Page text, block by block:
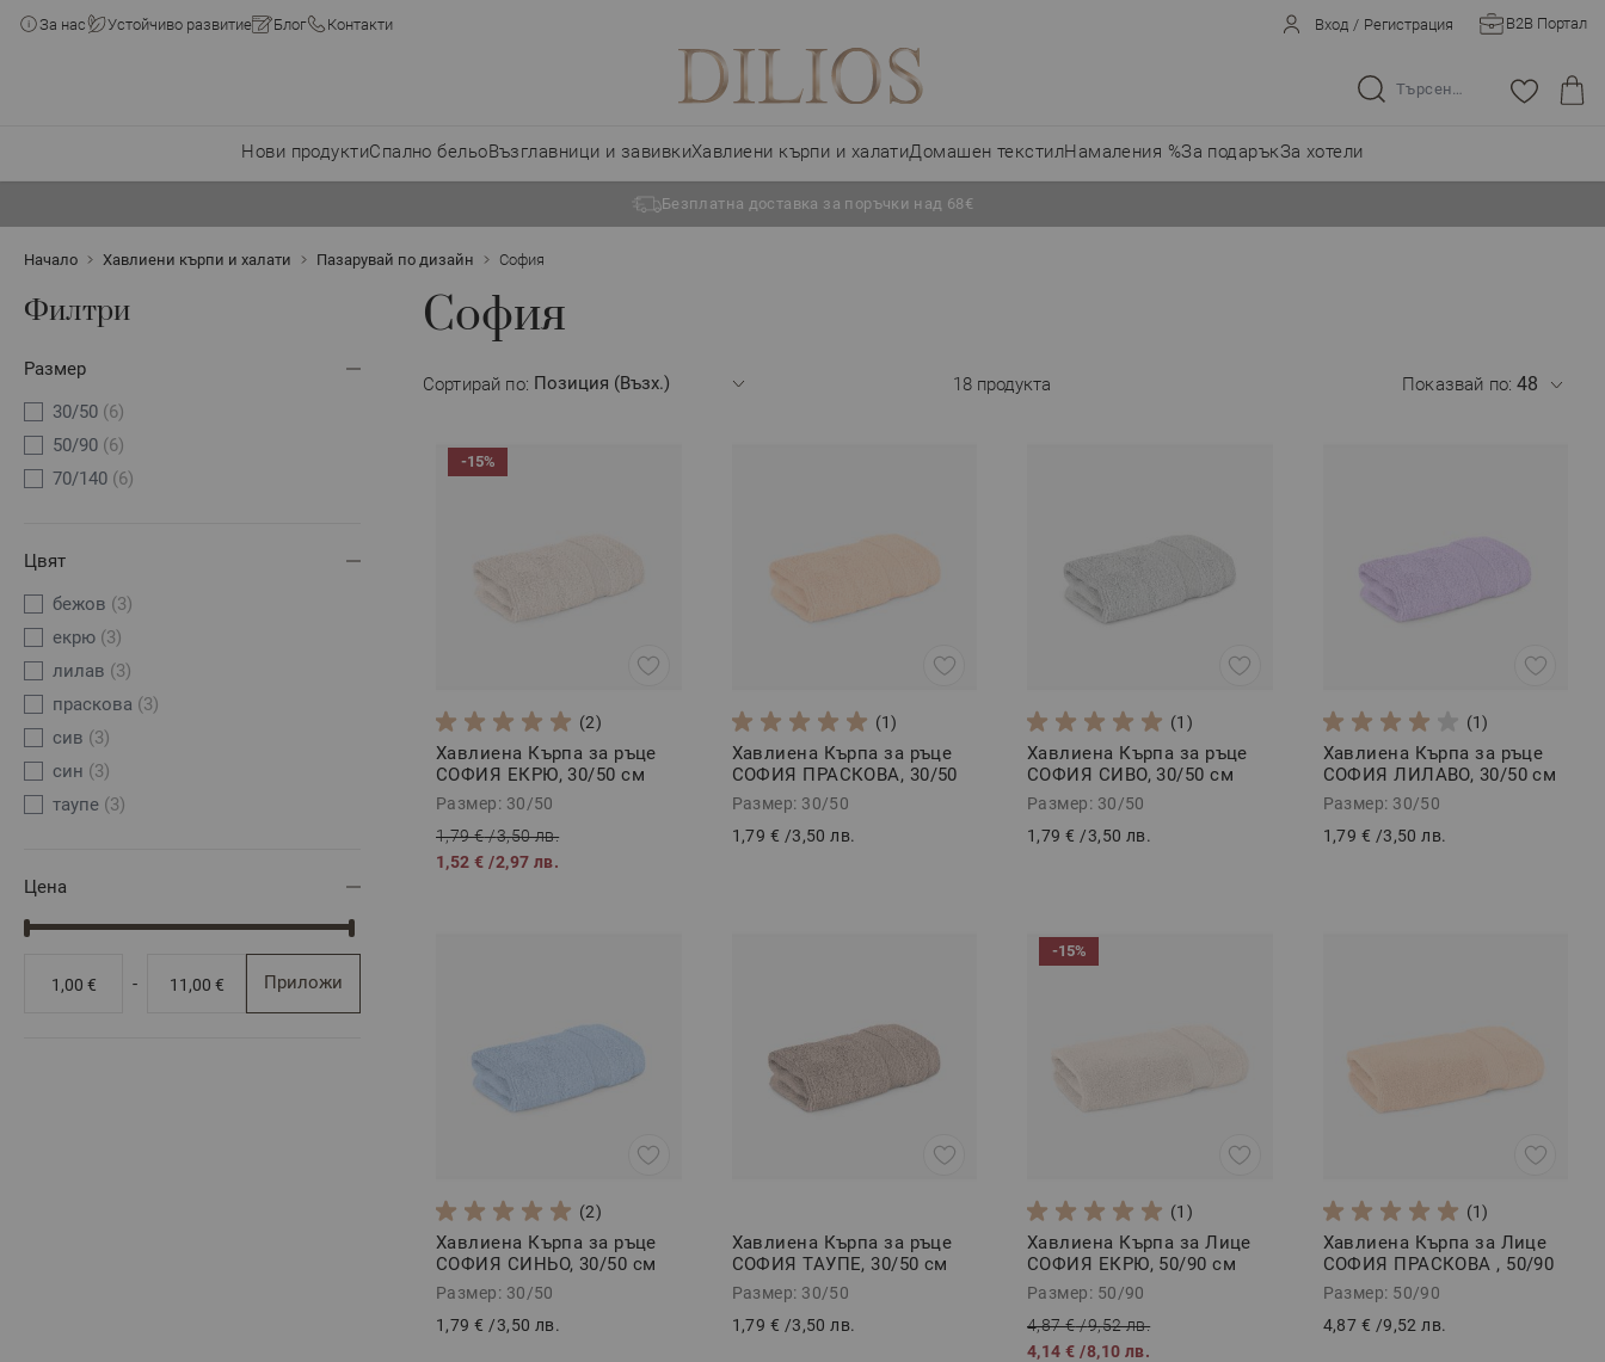
За нас Устойчиво развитие Блог Контакти Вход / Регистрация B2B Портал
Търсене в целия магазин...
Нови продуктиСпално бельоВъзглавници и завивкиХавлиени кърпи и халатиДомашен текстилНамаления %За подаръкЗа хотели
Безплатна доставка за поръчки над 68€
Начало Хавлиени кърпи и халати Пазарувай по дизайн София
Филтри
Размер
30/50 (6)
50/90 (6)
70/140 (6)
Цвят
бежов (3)
екрю (3)
лилав (3)
праскова (3)
сив (3)
син (3)
таупе (3)
Цена
1,00 € - 11,00 € Приложи
София
Сортирай по: 18 продукта Показвай по:
-15%
(2)
Хавлиена Кърпа за ръце
СОФИЯ ЕКРЮ, 30/50 см
Размер: 30/50
1,79 €/3,50 лв.
1,52 € /2,97 лв.
(1)
Хавлиена Кърпа за ръце
СОФИЯ ПРАСКОВА, 30/50
см
Размер: 30/50
1,79 € /3,50 лв.
(1)
Хавлиена Кърпа за ръце
СОФИЯ СИВО, 30/50 см
Размер: 30/50
1,79 € /3,50 лв.
(1)
Хавлиена Кърпа за ръце
СОФИЯ ЛИЛАВО, 30/50 см
Размер: 30/50
1,79 € /3,50 лв.
(2)
Хавлиена Кърпа за ръце
СОФИЯ СИНЬО, 30/50 см
Размер: 30/50
1,79 € /3,50 лв.
Хавлиена Кърпа за ръце
СОФИЯ ТАУПЕ, 30/50 см
Размер: 30/50
1,79 € /3,50 лв.
-15%
(1)
Хавлиена Кърпа за Лице
СОФИЯ ЕКРЮ, 50/90 см
Размер: 50/90
4,87 €/9,52 лв.
4,14 € /8,10 лв.
(1)
Хавлиена Кърпа за Лице
СОФИЯ ПРАСКОВА , 50/90
см
Размер: 50/90
4,87 € /9,52 лв.